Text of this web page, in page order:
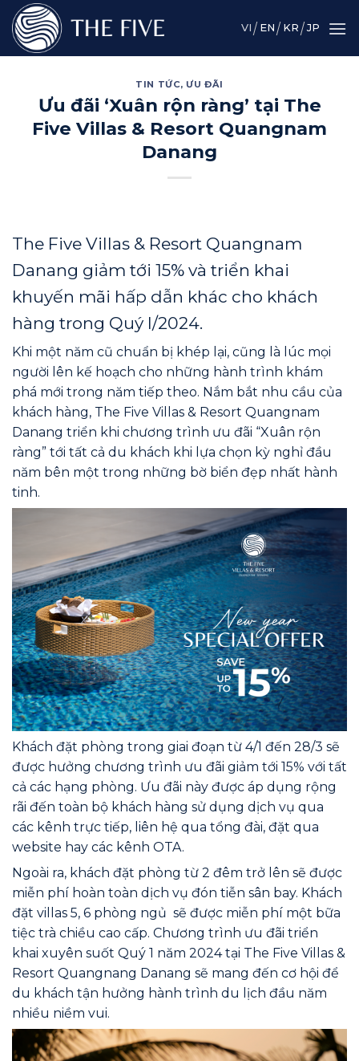
Skip
to
content
EN
VI KR JP
TIN TỨC,ƯU ĐÃI
Ưu đãi ‘Xuân rộn ràng’ tại The
Five Villas & Resort Quangnam
Danang
The Five Villas & Resort Quangnam
Danang giảm tới 15% và triển khai
khuyến mãi hấp dẫn khác cho khách
hàng trong Quý I/2024.
Khi một năm cũ chuẩn bị khép lại, cũng là lúc mọi
người lên kế hoạch cho những hành trình khám
phá mới trong năm tiếp theo. Nắm bắt nhu cầu của
khách hàng, The Five Villas & Resort Quangnam
Danang triển khi chương trình ưu đãi “Xuân rộn
ràng” tới tất cả du khách khi lựa chọn kỳ nghỉ đầu
năm bên một trong những bờ biển đẹp nhất hành
tinh.
Khách đặt phòng trong giai đoạn từ 4/1 đến 28/3 sẽ
được hưởng chương trình ưu đãi giảm tới 15% với tất
cả các hạng phòng. Ưu đãi này được áp dụng rộng
rãi đến toàn bộ khách hàng sử dụng dịch vụ qua
các kênh trực tiếp, liên hệ qua tổng đài, đặt qua
website hay các kênh OTA.
Ngoài ra, khách đặt phòng từ 2 đêm trở lên sẽ được
miễn phí hoàn toàn dịch vụ đón tiễn sân bay. Khách
đặt villas 5, 6 phòng ngủ sẽ được miễn phí một bữa
tiệc trà chiều cao cấp. Chương trình ưu đãi triển
khai xuyên suốt Quý 1 năm 2024 tại The Five Villas &
Resort Quangnang Danang sẽ mang đến cơ hội để
du khách tận hưởng hành trình du lịch đầu năm
nhiều niềm vui.